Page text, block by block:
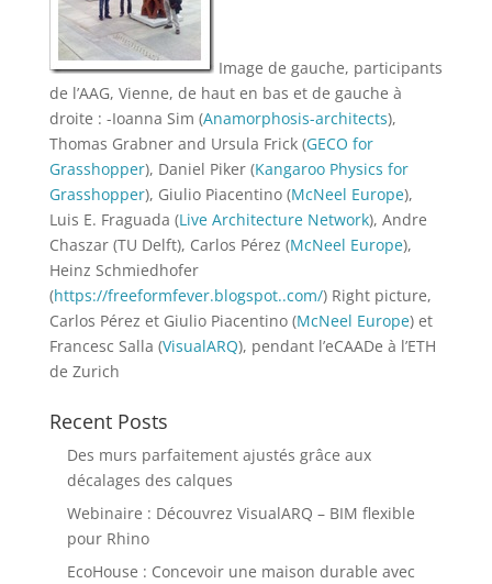
Image de gauche, participants
de l’AAG, Vienne, de haut en bas et de gauche à
droite : -Ioanna Sim (Anamorphosis-architects),
Thomas Grabner and Ursula Frick (GECO for
Grasshopper), Daniel Piker (Kangaroo Physics for
Grasshopper), Giulio Piacentino (McNeel Europe),
Luis E. Fraguada (Live Architecture Network), Andre
Chaszar (TU Delft), Carlos Pérez (McNeel Europe),
Heinz Schmiedhofer
(https://freeformfever.blogspot..com/) Right picture,
Carlos Pérez et Giulio Piacentino (McNeel Europe) et
Francesc Salla (VisualARQ), pendant l’eCAADe à l’ETH
de Zurich
Recent Posts
Des murs parfaitement ajustés grâce aux
décalages des calques
Webinaire : Découvrez VisualARQ – BIM flexible
pour Rhino
EcoHouse : Concevoir une maison durable avec